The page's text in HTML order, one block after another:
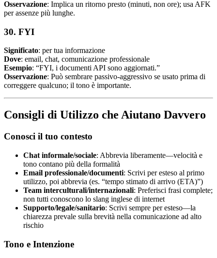
Osservazione: Implica un ritorno presto (minuti, non ore); usa AFK
per assenze più lunghe.
30. FYI
Significato: per tua informazione
Dove: email, chat, comunicazione professionale
Esempio: “FYI, i documenti API sono aggiornati.”
Osservazione: Può sembrare passivo-aggressivo se usato prima di
correggere qualcuno; il tono è importante.
Consigli di Utilizzo che Aiutano Davvero
Conosci il tuo contesto
Chat informale/sociale: Abbrevia liberamente—velocità e
tono contano più della formalità
Email professionale/documenti: Scrivi per esteso al primo
utilizzo, poi abbrevia (es. “tempo stimato di arrivo (ETA)”)
Team interculturali/internazionali: Preferisci frasi complete;
non tutti conoscono lo slang inglese di internet
Supporto/legale/sanitario: Scrivi sempre per esteso—la
chiarezza prevale sulla brevità nella comunicazione ad alto
rischio
Tono e Intenzione